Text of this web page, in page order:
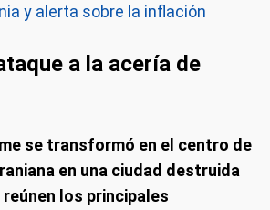
y alerta sobre la inflación
a la acería de
se transformó en el centro de
en una ciudad destruida
reúnen los principales